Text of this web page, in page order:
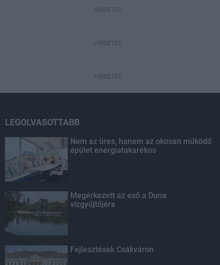
HIRDETÉS
HIRDETÉS
HIRDETÉS
LEGOLVASOTTABB
Nem az üres, hanem az okosan működő
épület energiatakarékos
Megérkezett az eső a Duna
vízgyűjtőjére
Fejlesztések Csákváron